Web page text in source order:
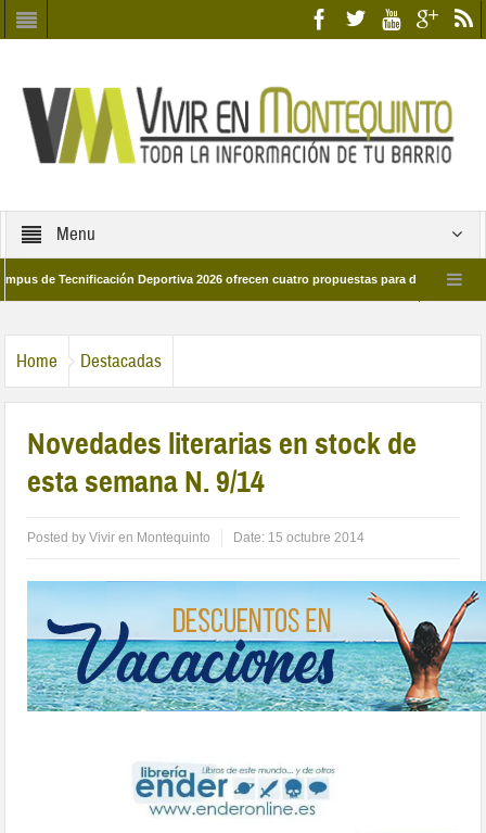
Menu
Tecnificación Deportiva 2026 ofrecen cuatro propuestas para disfrutar del deporte
Home Destacadas
Novedades literarias en stock de
esta semana N. 9/14
Posted byVivir en Montequinto Date: 15 octubre 2014